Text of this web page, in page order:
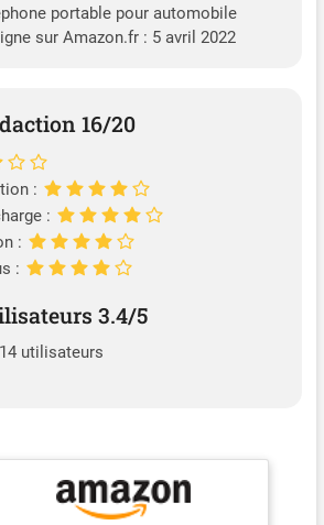
portable pour automobile
sur Amazon.fr : 5 avril 2022
16/20
:
:
:
:
3.4/5
utilisateurs